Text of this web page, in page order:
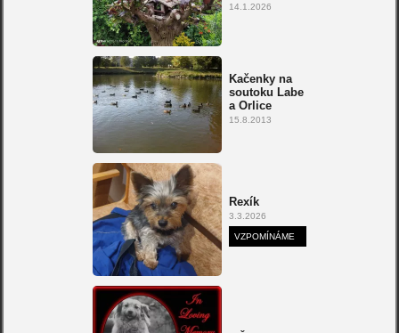
14.1.2026
Kačenky na
soutoku Labe
a Orlice
15.8.2013
Rexík
3.3.2026
VZPOMÍNÁME